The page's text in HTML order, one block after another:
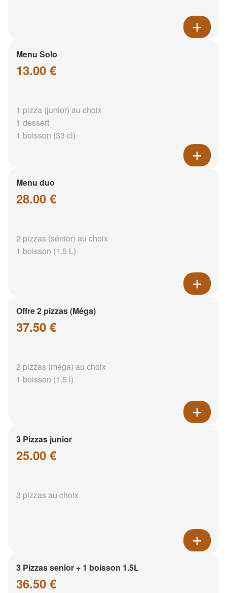
Menu Solo
13.00 €
1 pizza (junior) au choix
1 dessert
1 boisson (33 cl)
Menu duo
28.00 €
2 pizzas (sénior) au choix
1 boisson (1.5 L)
Offre 2 pizzas (Méga)
37.50 €
2 pizzas (méga) au choix
1 boisson (1.5 l)
3 Pizzas junior
25.00 €
3 pizzas au choix
3 Pizzas senior + 1 boisson 1.5L
36.50 €